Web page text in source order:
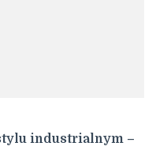
industrialnym –